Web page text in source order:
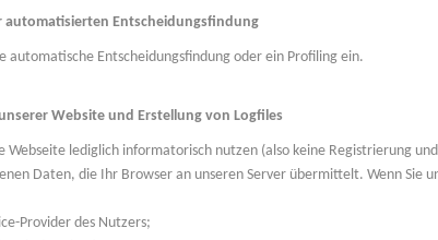
automatisierten Entscheidungsfindung
automatische Entscheidungsfindung oder ein Profiling ein.
Website und Erstellung von Logfiles
Webseite lediglich informatorisch nutzen (also keine Registrierung
Daten, die Ihr Browser an unseren Server übermittelt. Wenn
Provider des Nutzers;